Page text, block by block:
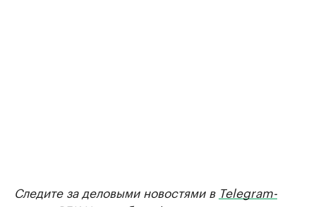
Следите за деловыми новостями в Telegram-